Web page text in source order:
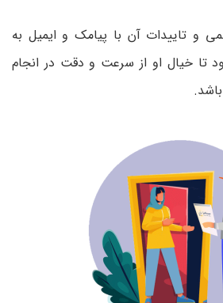
و تاییدات آن با پیامک و ایمیل به
تا خیال او از سرعت و دقت در انجام